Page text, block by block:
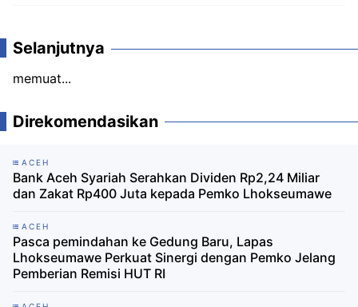
Selanjutnya
memuat...
Direkomendasikan
ACEH
Bank Aceh Syariah Serahkan Dividen Rp2,24 Miliar
dan Zakat Rp400 Juta kepada Pemko Lhokseumawe
ACEH
Pasca pemindahan ke Gedung Baru, Lapas
Lhokseumawe Perkuat Sinergi dengan Pemko Jelang
Pemberian Remisi HUT RI